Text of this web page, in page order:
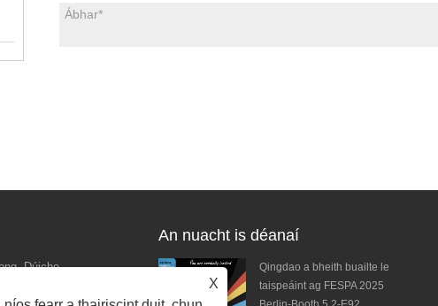
Dúiche
An nuacht is déanaí
Cuimhní iontacha ó DPES
Qingdao a bheith buailte le
taispeáint ag FESPA 2025
X